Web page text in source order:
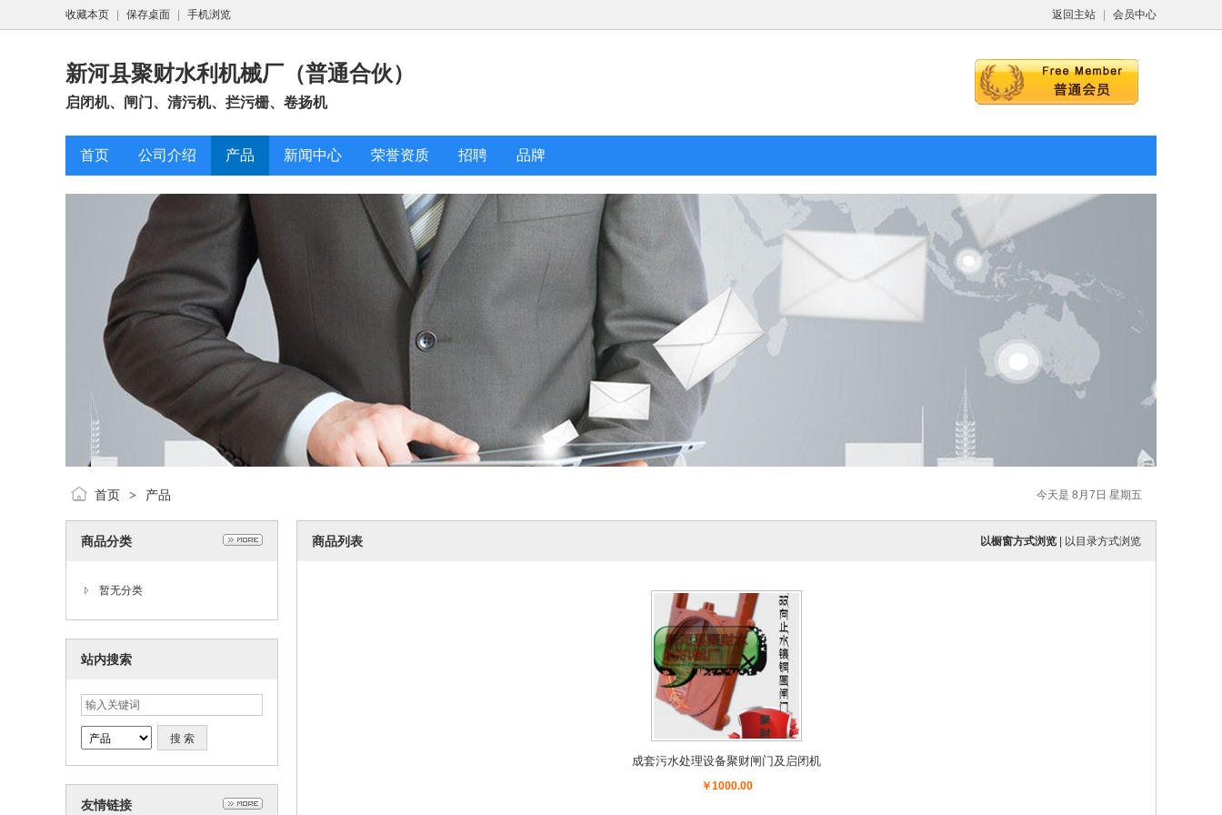
返回主站 会员中心
收藏本页 保存桌面 手机浏览
新河县聚财水利机械厂（普通合伙）
启闭机、闸门、清污机、拦污栅、卷扬机
首页 公司介绍 产品 新闻中心 荣誉资质 招聘 品牌
今天是 8月7日 星期五
首页 > 产品
商品分类
暂无分类
站内搜索
友情链接
以橱窗方式浏览 以目录方式浏览
商品列表
成套污水处理设备聚财闸门及启闭机
￥1000.00